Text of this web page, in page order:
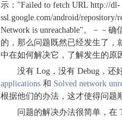
示：
Failed to fetch URL http://dl-
ssl.google.com/android/repository/
Network is unreachable 。－－确
的，那么问题既然已经发生了，
中在如何解决它，了解发生的原
没有 Log，没有 Debug，还
applications 和 Solved network
根据他们的办法，这才使得问题
问题的解决办法很简单，在